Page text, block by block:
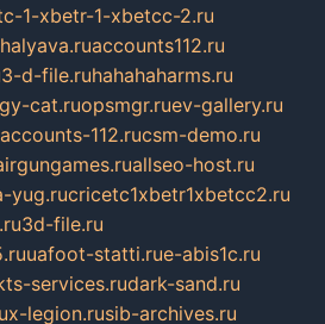
1-xbetr-1-xbetcc-2.ru
accounts112.ru
3-d-file.ruhahahaharms.ru
cat.ruopsmgr.ruev-gallery.ru
accounts-112.rucsm-demo.ru
allseo-host.ru
yug.rucricetc1xbetr1xbetcc2.ru
3d-file.ru
uafoot-statti.rue-abis1c.ru
services.rudark-sand.ru
x-legion.rusib-archives.ru